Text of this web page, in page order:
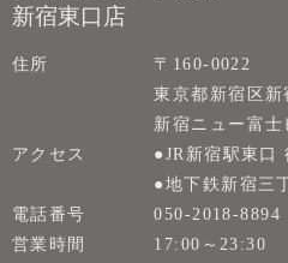
新宿東口店
住所
〒160-0022
東京都新宿区
新宿ニュー富
アクセス
●JR新宿駅東口
●地下鉄新宿三
電話番号
050-2018-8894
営業時間
17:00～23:30